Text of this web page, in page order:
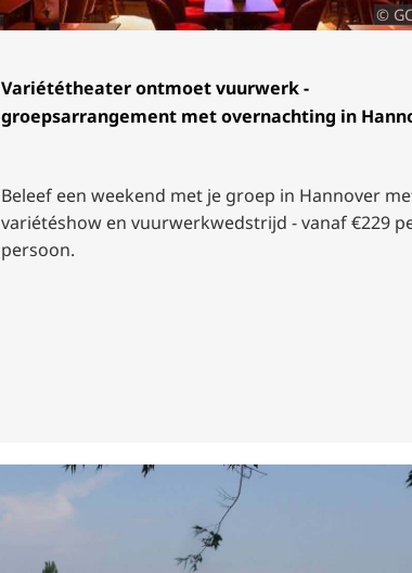
©
Variététheater ontmoet vuurwerk -
groepsarrangement met overnachting in
Beleef een weekend met je groep in Hannover
variétéshow en vuurwerkwedstrijd - vanaf €229
persoon.